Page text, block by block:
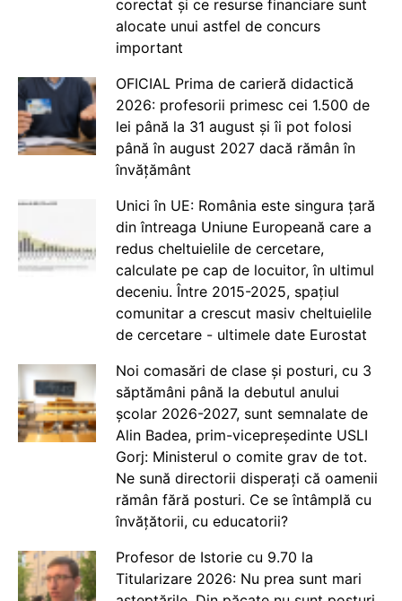
corectat și ce resurse financiare sunt
alocate unui astfel de concurs
important
OFICIAL Prima de carieră didactică
2026: profesorii primesc cei 1.500 de
lei până la 31 august și îi pot folosi
până în august 2027 dacă rămân în
învățământ
Unici în UE: România este singura țară
din întreaga Uniune Europeană care a
redus cheltuielile de cercetare,
calculate pe cap de locuitor, în ultimul
deceniu. Între 2015-2025, spațiul
comunitar a crescut masiv cheltuielile
de cercetare - ultimele date Eurostat
Noi comasări de clase și posturi, cu 3
săptămâni până la debutul anului
școlar 2026-2027, sunt semnalate de
Alin Badea, prim-vicepreședinte USLI
Gorj: Ministerul o comite grav de tot.
Ne sună directorii disperați că oamenii
rămân fără posturi. Ce se întâmplă cu
învățătorii, cu educatorii?
Profesor de Istorie cu 9.70 la
Titularizare 2026: Nu prea sunt mari